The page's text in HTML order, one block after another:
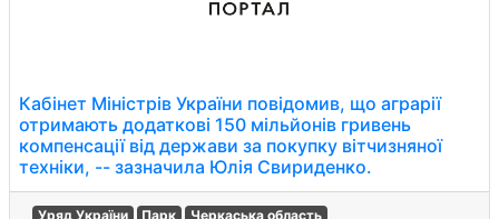
Кабінет Міністрів України повідомив, що аграрії
отримають додаткові 150 мільйонів гривень
компенсації від держави за покупку вітчизняної
техніки, -- зазначила Юлія Свириденко.
Уряд України Парк Черкаська область